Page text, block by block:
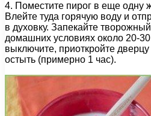
4. Поместите пирог в еще одну
Влейте туда горячую воду и
в духовку. Запекайте
домашних условиях около 20-
выключите, приоткройте
остыть (примерно 1 час).